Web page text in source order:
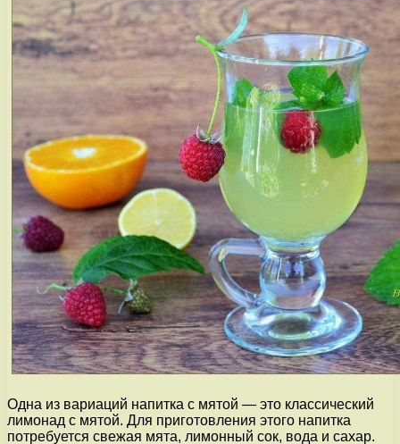
Одна из вариаций напитка с мятой — это классический
лимонад с мятой. Для приготовления этого напитка
потребуется свежая мята, лимонный сок, вода и сахар.